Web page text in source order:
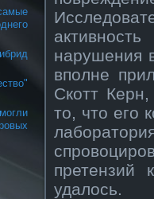
нарушения
вполне
Скотт
то, что его
претензий
удалось.